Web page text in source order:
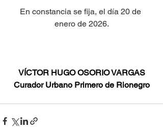
En constancia se fija, el día 20 de
enero de 2026.
VÍCTOR HUGO OSORIO VARGAS
Curador Urbano Primero de Rionegro